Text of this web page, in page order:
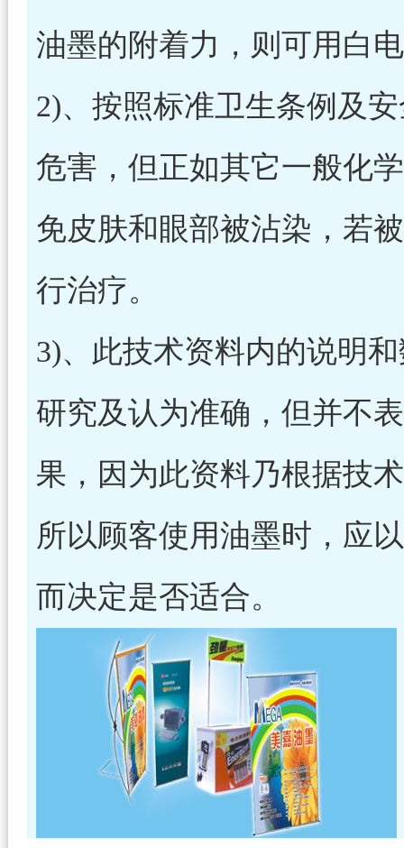
油墨的附着力，则可用白
2)、按照标准卫生条例及
危害，但正如其它一般化
免皮肤和眼部被沾染，若
行治疗。
3)、此技术资料内的说明
研究及认为准确，但并不
果，因为此资料乃根据技
所以顾客使用油墨时，应
而决定是否适合。